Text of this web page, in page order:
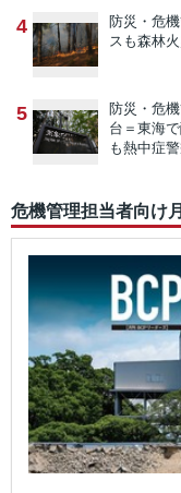
4 防災・危
スも森林
5 防災・危
台＝東海
も熱中症
危機管理担当者向け